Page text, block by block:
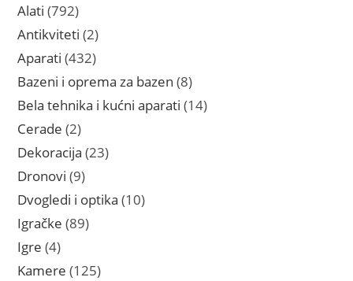
Alati 792792
proizvoda
Antikviteti 22
proizvoda
Aparati 432432
proizvoda
Bazeni i oprema za bazen 88
proizvoda
Bela tehnika i kućni aparati 1414
Cerade 22
proizvoda
Dekoracija 2323
Dronovi 99
proizvoda
Dvogledi i optika 1010
Igračke 8989
Igre 44
proizvoda
Kamere 125125